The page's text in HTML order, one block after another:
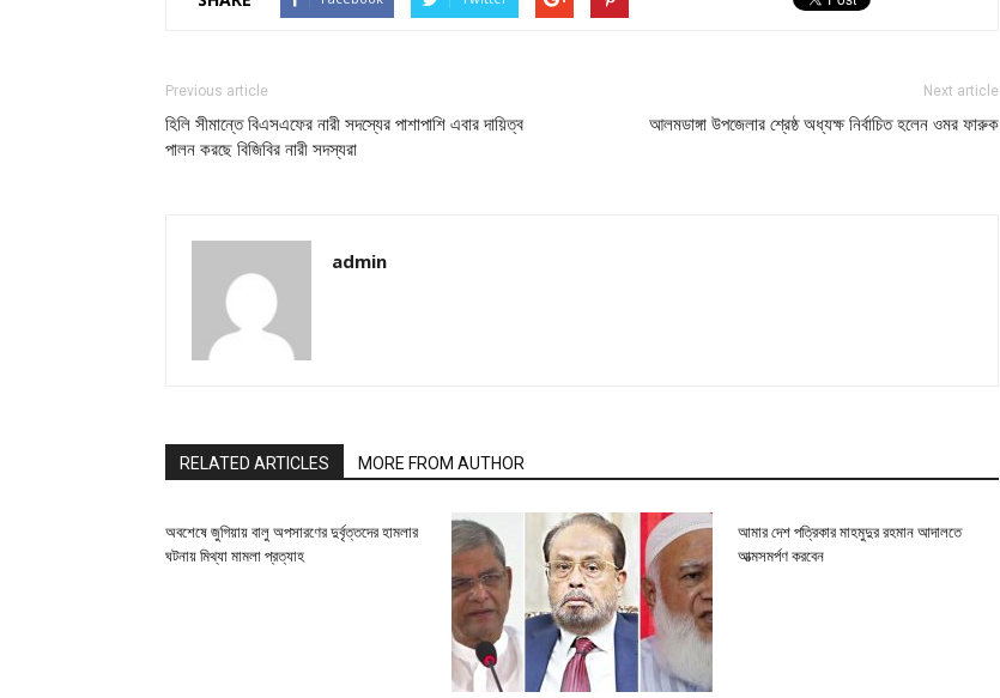
Previous article
হিলি সীমান্তে বিএসএফের নারী সদস্যের পাশাপাশি এবার দায়িত্ব
পালন করছে বিজিবির নারী সদস্যরা
Next article
আলমডাঙ্গা উপজেলার শ্রেষ্ঠ অধ্যক্ষ নির্বাচিত হলেন ওমর ফারুক
admin
RELATED ARTICLES MORE FROM AUTHOR
অবশেষে জুগিয়ায় বালু অপসারণের দুর্বৃত্তদের হামলার
ঘটনায় মিথ্যা মামলা প্রত্যাহ
আমার দেশ পত্রিকার মাহমুদুর রহমান আদালতে
আত্মসমর্পণ করবেন